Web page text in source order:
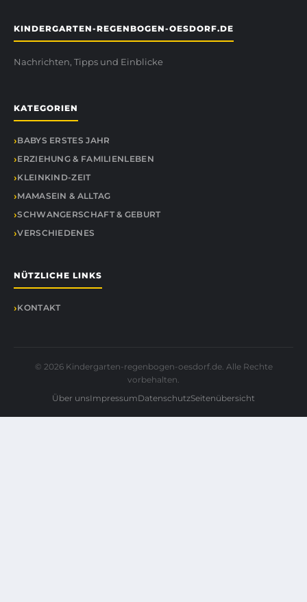
KINDERGARTEN-REGENBOGEN-OESDORF.DE
Nachrichten, Tipps und Einblicke
KATEGORIEN
BABYS ERSTES JAHR
ERZIEHUNG & FAMILIENLEBEN
KLEINKIND-ZEIT
MAMASEIN & ALLTAG
SCHWANGERSCHAFT & GEBURT
VERSCHIEDENES
NÜTZLICHE LINKS
KONTAKT
© 2026 Kindergarten-regenbogen-oesdorf.de. Alle Rechte
vorbehalten.
Über unsImpressumDatenschutzSeitenübersicht